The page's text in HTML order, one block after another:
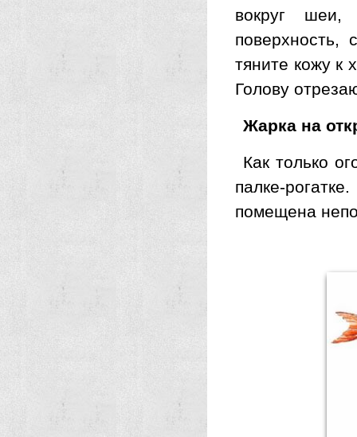
вокруг
поверхность,
тяните кожу к
Голову
Жарка на
Как только
палке-
помещена